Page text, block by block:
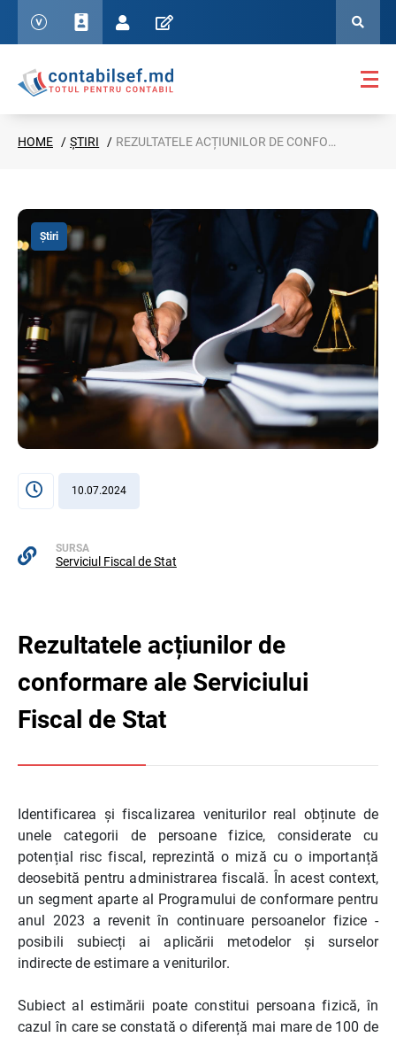
HOME ȘTIRI REZULTATELE ACȚIUNILOR DE CONFORMARE ALE SERVICIULUI FISCAL DE STAT
Știri
10.07.2024
SURSA
Serviciul Fiscal de Stat
Rezultatele acțiunilor de
conformare ale Serviciului
Fiscal de Stat
Identificarea și fiscalizarea veniturilor real obținute de
unele categorii de persoane fizice, considerate cu
potențial risc fiscal, reprezintă o miză cu o importanță
deosebită pentru administrarea fiscală. În acest context,
un segment aparte al Programului de conformare pentru
anul 2023 a revenit în continuare persoanelor fizice -
posibili subiecți ai aplicării metodelor și surselor
indirecte de estimare a veniturilor.
Subiect al estimării poate constitui persoana fizică, în
cazul în care se constată o diferență mai mare de 100 de